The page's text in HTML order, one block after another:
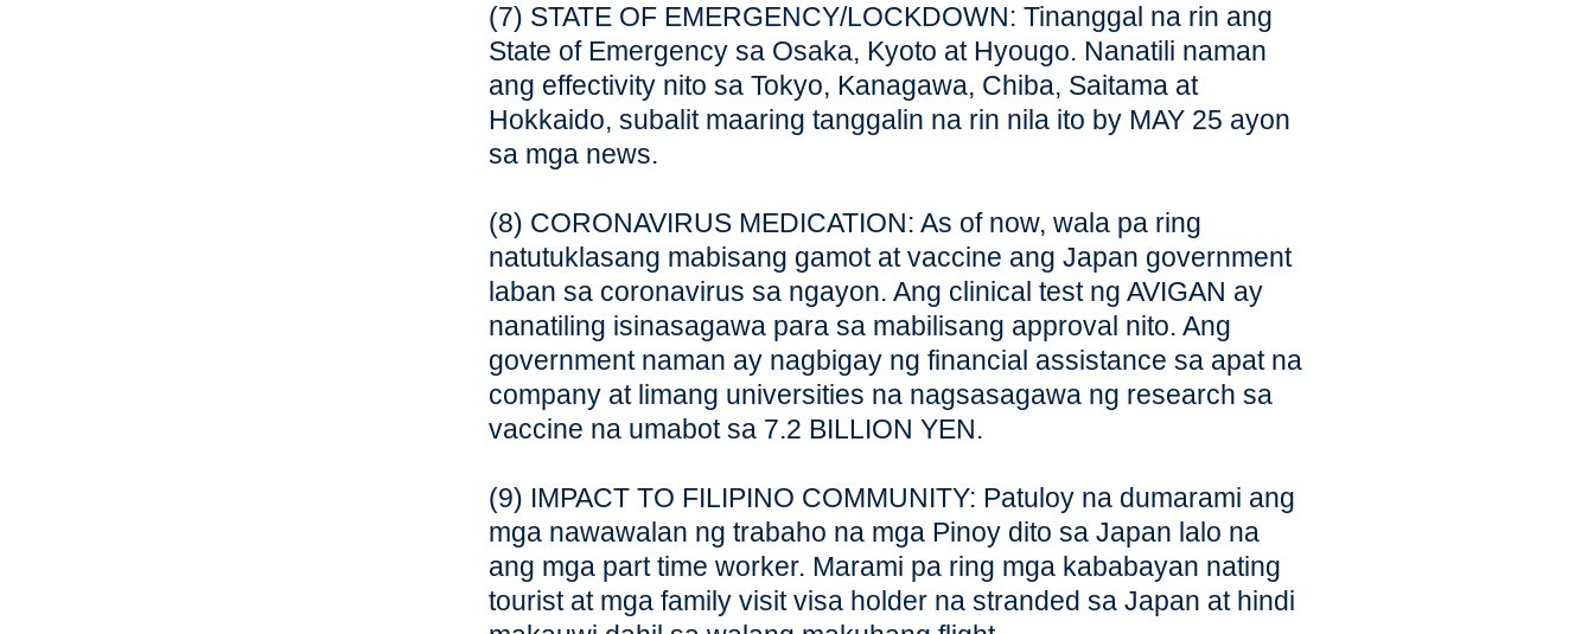
(7) STATE OF EMERGENCY/LOCKDOWN: Tinanggal na rin ang
State of Emergency sa Osaka, Kyoto at Hyougo. Nanatili naman
ang effectivity nito sa Tokyo, Kanagawa, Chiba, Saitama at
Hokkaido, subalit maaring tanggalin na rin nila ito by MAY 25 ayon
sa mga news.
(8) CORONAVIRUS MEDICATION: As of now, wala pa ring
natutuklasang mabisang gamot at vaccine ang Japan government
laban sa coronavirus sa ngayon. Ang clinical test ng AVIGAN ay
nanatiling isinasagawa para sa mabilisang approval nito. Ang
government naman ay nagbigay ng financial assistance sa apat na
company at limang universities na nagsasagawa ng research sa
vaccine na umabot sa 7.2 BILLION YEN.
(9) IMPACT TO FILIPINO COMMUNITY: Patuloy na dumarami ang
mga nawawalan ng trabaho na mga Pinoy dito sa Japan lalo na
ang mga part time worker. Marami pa ring mga kababayan nating
tourist at mga family visit visa holder na stranded sa Japan at hindi